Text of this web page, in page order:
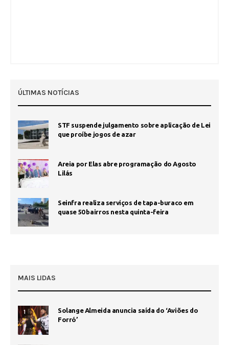
ÚLTIMAS NOTÍCIAS
STF suspende julgamento sobre aplicação de Lei
que proíbe jogos de azar
Areia por Elas abre programação do Agosto
Lilás
Seinfra realiza serviços de tapa-buraco em
quase 50 bairros nesta quinta-feira
MAIS LIDAS
1
Solange Almeida anuncia saída do ‘Aviões do
Forró’